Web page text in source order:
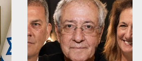
שהועמדה על סך 150 אלף שקל,
נטען כי כתבה ששודרה במהדורת
החדשות המרכזית פגעה בשמו
הטוב והציגה אותו באופן מטעה
בפני הציבור. על פי כתב התביעה,